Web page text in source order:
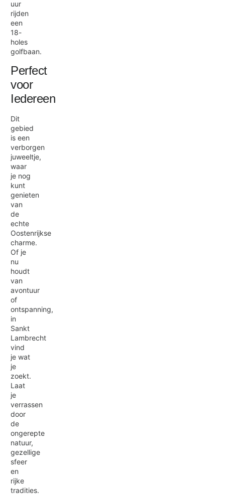
uur
rijden
een
18-
holes
golfbaan.
Perfect
voor
Iedereen
Dit
gebied
is een
verborgen
juweeltje,
waar
je nog
kunt
genieten
van
de
echte
Oostenrijkse
charme.
Of je
nu
houdt
van
avontuur
of
ontspanning,
in
Sankt
Lambrecht
vind
je wat
je
zoekt.
Laat
je
verrassen
door
de
ongerepte
natuur,
gezellige
sfeer
en
rijke
tradities.